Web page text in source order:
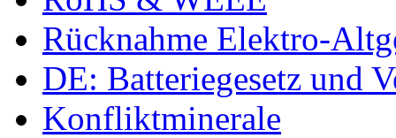
Rücknahme Elektro-
DE: Batteriegesetz und
Konfliktminerale